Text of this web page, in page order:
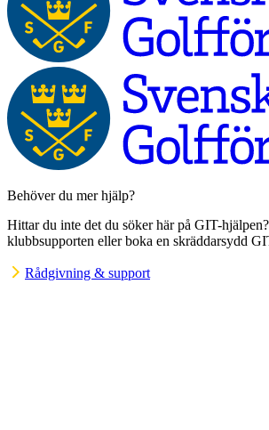
Behöver du mer hjälp?
Hittar du inte det du söker här på GIT-
klubbsupporten eller boka en skräddarsydd
Rådgivning & support